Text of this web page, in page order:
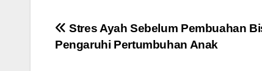
Navigasi
pos
Stres Ayah Sebelum Pembuahan
Pengaruhi Pertumbuhan Anak